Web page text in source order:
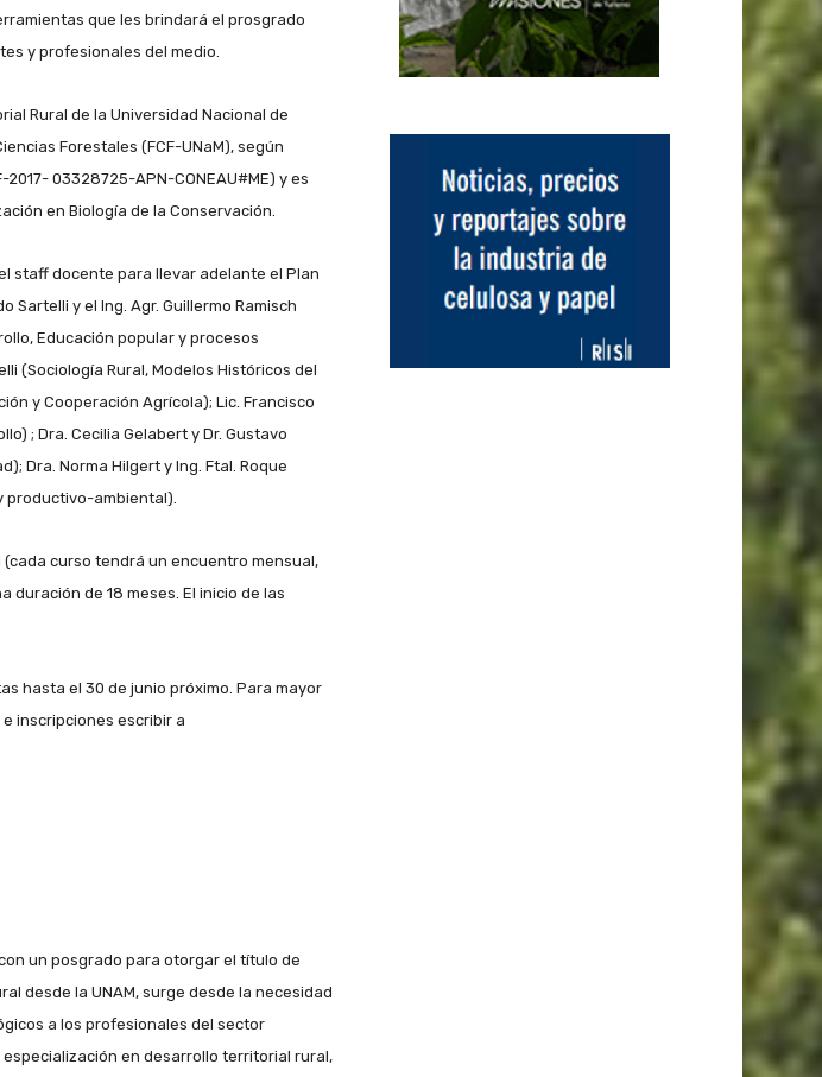
que les brindará el prosgrado
y profesionales del medio.
Rural de la Universidad Nacional de
Forestales (FCF-UNaM), según
2017- 03328725-APN-CONEAU#ME) y es
en Biología de la Conservación.
staff docente para llevar adelante el Plan
Sartelli y el Ing. Agr. Guillermo Ramisch
Educación popular y procesos
(Sociología Rural, Modelos Históricos del
y Cooperación Agrícola); Lic. Francisco
; Dra. Cecilia Gelabert y Dr. Gustavo
Dra. Norma Hilgert y Ing. Ftal. Roque
productivo-ambiental).
curso tendrá un encuentro mensual,
duración de 18 meses. El inicio de las
hasta el 30 de junio próximo. Para mayor
inscripciones escribir a
un posgrado para otorgar el título de
desde la UNAM, surge desde la necesidad
a los profesionales del sector
en desarrollo territorial rural,